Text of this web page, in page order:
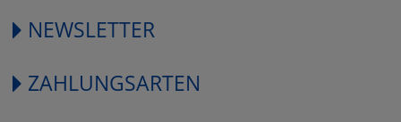
NEWSLETTER
ZAHLUNGSARTEN